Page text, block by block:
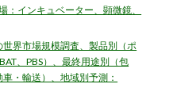
：インキュベーター、顕微鏡、
界市場規模調査、製品別（ポ
、PBS）、最終用途別（包
・輸送）、地域別予測：